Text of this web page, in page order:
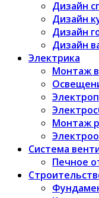
Дизайн
Дизайн
Дизайн
Дизайн
Электрика
Монтаж
Монтаж
Система
Печное